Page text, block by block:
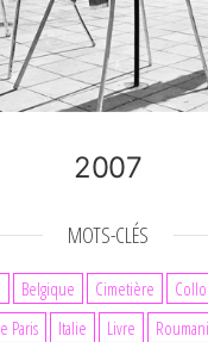
2007
MOTS-CLÉS
Belgique Cimetière
Paris Italie Livre